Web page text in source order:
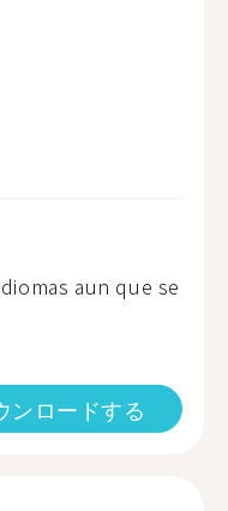
aun que se
ンロードする